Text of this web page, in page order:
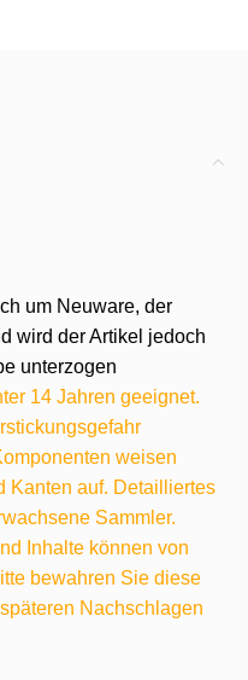
um Neuware, der
wird der Artikel jedoch
unterzogen
14 Jahren geeignet.
weisen
Kanten auf. Detailliertes
Sammler.
Inhalte können von
bewahren Sie diese
Nachschlagen